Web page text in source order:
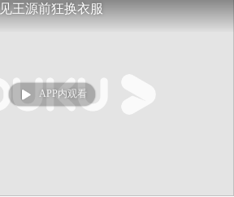
王源前狂换衣服
APP内观看